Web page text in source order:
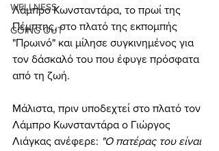
WELLNESS
GOING OUT
Λάμπρο Κωνσταντάρα, το πρωί της
Πέμπτης, στο πλατό της εκπομπής
"Πρωινό" και μίλησε συγκινημένος για
τον δάσκαλό του που έφυγε πρόσφατα
από τη ζωή.
Μάλιστα, πριν υποδεχτεί στο πλατό τον
Λάμπρο Κωνσταντάρα ο Γιώργος
Λιάγκας ανέφερε: "Ο πατέρας του είναι